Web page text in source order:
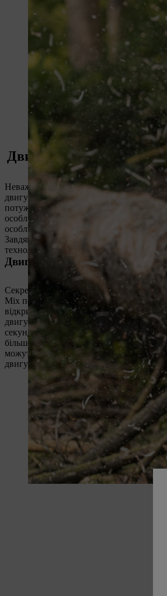
Двигун STIHL 2-Mix:
Неважливо, чи мова йде про високу
двигун. Двигун STIHL 2-Mix – це
потужність і відмінний характер
особливо екологічним. І це було
особливий рівень екологічності в
Завдяки інноваційній системі
технології 2-Mix.
Двигун STIHL 2-MIX: як він
Секрет ідеального ходу та
Mix поєднує в собі продуктивність і
відкриваються або закриваються
двигуні 2-Mix між згорілими газами в
секунди, свіжий газ досягає циліндра
більше часу саме у вирішальний
можуть спалюватися більш ефективно.
двигун з технологією STIHL 2-Mix